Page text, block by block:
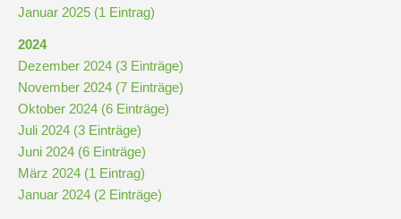
Stufe
6
Stufe
7
und
8
Januar 2025 (1 Eintrag)
2024
Dezember 2024 (3 Einträge)
November 2024 (7 Einträge)
Oktober 2024 (6 Einträge)
Juli 2024 (3 Einträge)
Juni 2024 (6 Einträge)
März 2024 (1 Eintrag)
Januar 2024 (2 Einträge)